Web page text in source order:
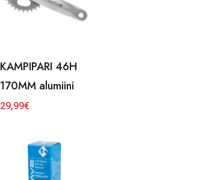
KAMPIPARI 46H
170MM alumiini
29,99€